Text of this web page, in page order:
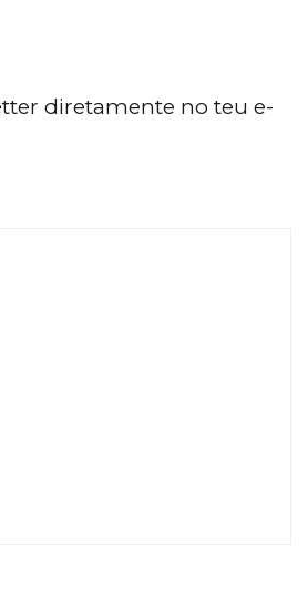
diretamente no teu e-